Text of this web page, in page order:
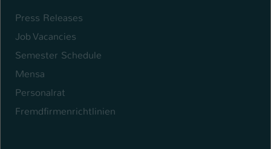
Press Releases
Job Vacancies
Semester Schedule
Mensa
Personalrat
Fremdfirmenrichtlinien